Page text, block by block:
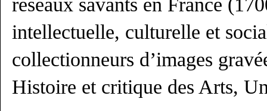
réseaux savants en France
intellectuelle, culturelle et
collectionneurs d’images
Histoire et critique des Arts,